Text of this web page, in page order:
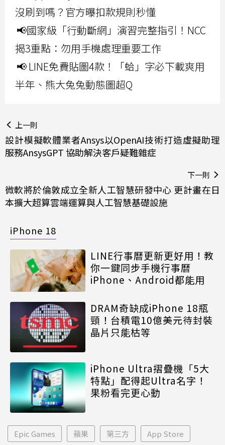
沒刷到嗎？官方曝扣款規則秒懂
📢國家級「行動斷網」演習完整指引！NCC
揭3重點：勿用手機處理重要工作
📢 LINE免費貼圖4款！「蛤」字必下載爽用
半年、熊大兔兔動態圖超Q
上一則
設計模擬軟體業者Ansys以OpenAI技術打造虛擬助理
服務AnsysGPT 協助解決客戶疑難雜症
下一則
微軟將於倫敦成立全新人工智慧研發中心 更計畫在日
本擴大超算雲端運算與人工智慧基礎設施
iPhone 18
LINE行事曆更新更好用！教
你一鍵同步手機行事曆
iPhone、Android都能用
DRAM奇缺成iPhone 18瓶
頸！台積電10億美元待封裝
晶片只能枯等
iPhone Ultra摺疊機「5大
特點」配得起Ultra名字！
果粉看完更心動
Epic Games 蘋果 第三方 App Store